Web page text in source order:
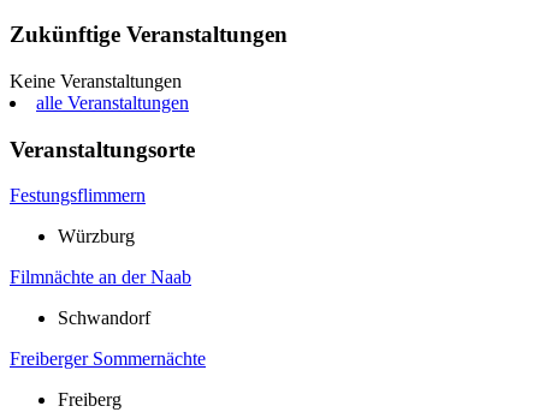
Zukünftige Veranstaltungen
Keine Veranstaltungen
alle Veranstaltungen
Veranstaltungsorte
Festungsflimmern
Würzburg
Filmnächte an der Naab
Schwandorf
Freiberger Sommernächte
Freiberg